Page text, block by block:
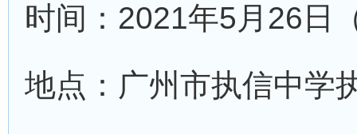
时间：2021年5月26日
地点：广州市执信中学